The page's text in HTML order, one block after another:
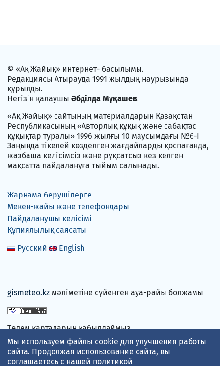
© «Ақ Жайық» интернет- басылымы.
Редакциясы Атырауда 1991 жылдың наурызында
құрылды.
Негізін қалаушы Әбділда Мұқашев.
«Ақ Жайық» сайтының материалдарын Қазақстан
Республикасының «Авторлық құқық және сабақтас
құқықтар туралы» 1996 жылғы 10 маусымдағы №6-I
Заңында тікелей көзделген жағдайларды қоспағанда,
жазбаша келісімсіз және рұқсатсыз кез келген
мақсатта пайдалануға тыйым салынады.
Жарнама берушілерге
Мекен-жайы және телефондары
Пайдаланушы келісімі
Құпиялылық саясаты
Русский
English
gismeteo.kz мәліметіне сүйенген ауа-райы болжамы
Төлем карталарын қабылдаймыз
Мы используем файлы cookie для улучшения работы
сайта. Продолжая использование сайта, вы
соглашаетесь с нашей политикой